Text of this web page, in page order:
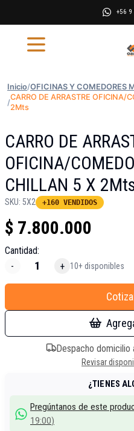
+56 9
Inicio/OFICINAS Y COMEDORES
/
CARRO DE ARRASTRE OFICINA/
2Mts
CARRO DE
OFICINA/
CHILLAN 5 X
SKU: 5X2 +160 VENDIDOS
$ 7.800.000
Cantidad:
-
+ 10+ disponibles
Despacho domicilio
Revisar
¿TIENES
Pregúntanos de este
19:00)